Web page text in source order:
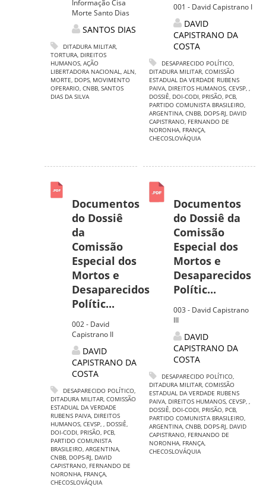
Informação Cisa
Morte Santo Dias
SANTOS DIAS
DITADURA MILITAR,
TORTURA, DIREITOS
HUMANOS, AÇÃO
LIBERTADORA NACIONAL, ALN,
MORTE, DOPS, MOVIMENTO
OPERARIO, CNBB, SANTOS
DIAS DA SILVA
001 - David Capistrano I
DAVID
CAPISTRANO DA
COSTA
DESAPARECIDO POLÍTICO,
DITADURA MILITAR, COMISSÃO
ESTADUAL DA VERDADE RUBENS
PAIVA, DIREITOS HUMANOS, CEVSP, ,
DOSSIÊ, DOI-CODI, PRISÃO, PCB,
PARTIDO COMUNISTA BRASILEIRO,
ARGENTINA, CNBB, DOPS-RJ, DAVID
CAPISTRANO, FERNANDO DE
NORONHA, FRANÇA,
CHECOSLOVÁQUIA
Documentos
do Dossiê
da
Comissão
Especial dos
Mortos e
Desaparecidos
Polític...
002 - David
Capistrano II
DAVID
CAPISTRANO DA
COSTA
DESAPARECIDO POLÍTICO,
DITADURA MILITAR, COMISSÃO
ESTADUAL DA VERDADE
RUBENS PAIVA, DIREITOS
HUMANOS, CEVSP, , DOSSIÊ,
DOI-CODI, PRISÃO, PCB,
PARTIDO COMUNISTA
BRASILEIRO, ARGENTINA,
CNBB, DOPS-RJ, DAVID
CAPISTRANO, FERNANDO DE
NORONHA, FRANÇA,
CHECOSLOVÁQUIA
Documentos
do Dossiê da
Comissão
Especial dos
Mortos e
Desaparecidos
Polític...
003 - David Capistrano
III
DAVID
CAPISTRANO DA
COSTA
DESAPARECIDO POLÍTICO,
DITADURA MILITAR, COMISSÃO
ESTADUAL DA VERDADE RUBENS
PAIVA, DIREITOS HUMANOS, CEVSP, ,
DOSSIÊ, DOI-CODI, PRISÃO, PCB,
PARTIDO COMUNISTA BRASILEIRO,
ARGENTINA, CNBB, DOPS-RJ, DAVID
CAPISTRANO, FERNANDO DE
NORONHA, FRANÇA,
CHECOSLOVÁQUIA